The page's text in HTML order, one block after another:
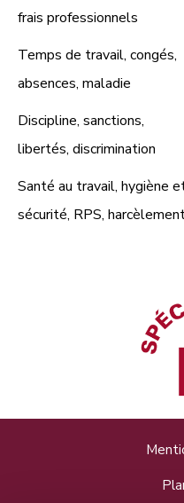
frais professionnels
Temps de travail, congés,
absences, maladie
Discipline, sanctions,
libertés, discrimination
Santé au travail, hygiène
sécurité, RPS,